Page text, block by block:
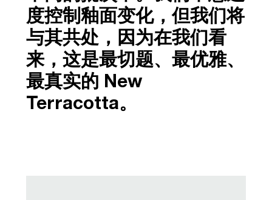
度控制釉面变化，但我们将
与其共处，因为在我们看
来，这是最切题、最优雅、
最真实的 New
Terracotta。